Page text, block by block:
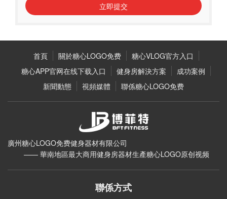
立即提交
首頁 關於糖心LOGO免费
糖心VLOG官方入口
糖心APP官网在线下载入口
健身房解決方案
成功案例
新聞動態
視頻媒體 聯係糖心LOGO免费
廣州糖心LOGO免费健身器材有限公司
—— 華南地區最大商用健身房器材生產糖心LOGO原创视频
聯係方式